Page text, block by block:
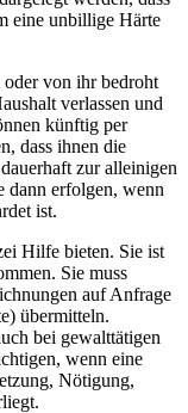
eine unbillige Härte
oder von ihr bedroht
verlassen und
künftig per
dass ihnen die
zur alleinigen
dann erfolgen, wenn
ist.
Hilfe bieten. Sie ist
Sie muss
auf Anfrage
übermitteln.
bei gewalttätigen
wenn eine
Nötigung,